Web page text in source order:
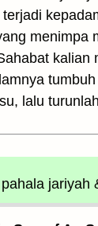
menimpa
lalu
jariyah